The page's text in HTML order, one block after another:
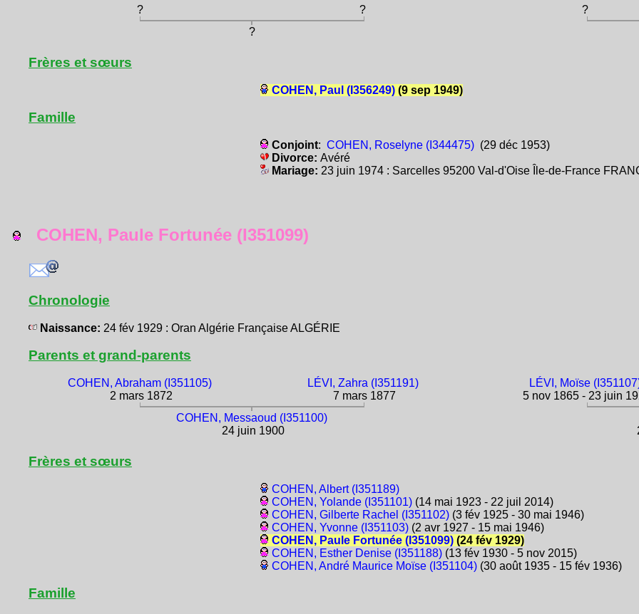
? ?
?
?
Frères et sœurs
COHEN, Paul (I356249) (9 sep 1949)
Famille
Conjoint:COHEN, Roselyne (I344475) (29 déc 1953)
Divorce:Avéré
Mariage: 23 juin 1974 : Sarcelles 95200 Val-d'Oise Île-de-France
COHEN, Paule Fortunée (I351099)
Chronologie
Naissance: 24 fév 1929 : Oran Algérie Française ALGÉRIE
Parents et grand-parents
COHEN, Abraham (I351105)
2 mars 1872
LÉVI, Zahra (I351191)
7 mars 1877
LÉVI, Moïse
5 nov 1865 - 23 juin
COHEN, Messaoud (I351100)
24 juin 1900
Frères et sœurs
COHEN, Albert (I351189)
COHEN, Yolande (I351101) (14 mai 1923 - 22 juil 2014)
COHEN, Gilberte Rachel (I351102) (3 fév 1925 - 30 mai 1946)
COHEN, Yvonne (I351103) (2 avr 1927 - 15 mai 1946)
COHEN, Paule Fortunée (I351099) (24 fév 1929)
COHEN, Esther Denise (I351188) (13 fév 1930 - 5 nov 2015)
COHEN, André Maurice Moïse (I351104) (30 août 1935 - 15 fév 1936)
Famille